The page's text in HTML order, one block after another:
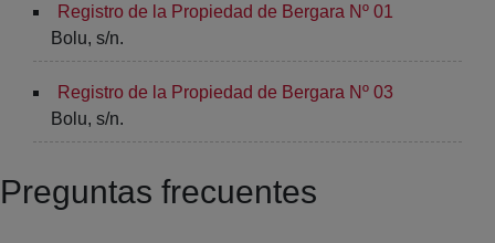
Registro de la Propiedad de Bergara Nº 01
Bolu, s/n.
Registro de la Propiedad de Bergara Nº 03
Bolu, s/n.
Preguntas frecuentes